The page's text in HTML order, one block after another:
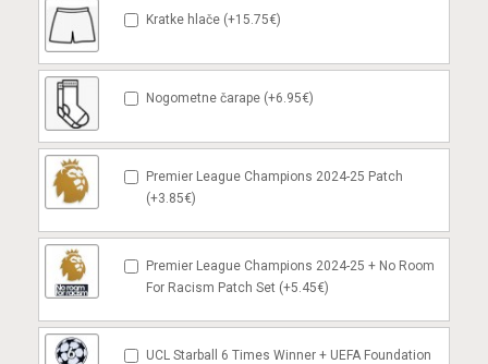
Kratke hlače (+15.75€)
Nogometne čarape (+6.95€)
Premier League Champions 2024-25 Patch
(+3.85€)
Premier League Champions 2024-25 + No Room
For Racism Patch Set (+5.45€)
UCL Starball 6 Times Winner + UEFA Foundation